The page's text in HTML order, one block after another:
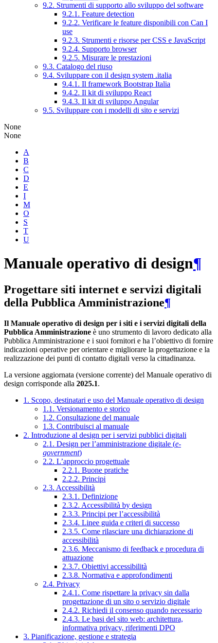
9.2. Strumenti di supporto allo sviluppo del software
9.2.1. Feature detection
9.2.2. Verificare le feature disponibili con Can I
use
9.2.3. Strumenti e risorse per CSS e JavaScript
9.2.4. Supporto browser
9.2.5. Misurare le prestazioni
9.3. Catalogo del riuso
9.4. Sviluppare con il design system .italia
9.4.1. Il framework Bootstrap Italia
9.4.2. Il kit di sviluppo React
9.4.3. Il kit di sviluppo Angular
9.5. Sviluppare con i modelli di sito e servizi
None
None
A
B
C
D
E
I
M
O
S
T
U
Manuale operativo di design¶
Progettare siti internet e servizi digitali
della Pubblica Amministrazione¶
Il Manuale operativo di design per i siti e i servizi digitali della
Pubblica Amministrazione è uno strumento di lavoro dedicato alla
Pubblica Amministrazione e i suoi fornitori e ha l’obiettivo di fornire
indicazioni operative per orientare e migliorare la progettazione e la
realizzazione dei punti di contatto digitali verso la cittadinanza.
La versione aggiornata (versione corrente) del Manuale operativo di
design corrisponde alla 2025.1.
1. Scopo, destinatari e uso del Manuale operativo di design
1.1. Versionamento e storico
1.2. Consultazione del manuale
1.3. Contribuisci al manuale
2. Introduzione al design per i servizi pubblici digitali
2.1. Design per l’amministrazione digitale (e-
government)
2.2. L’approccio progettuale
2.2.1. Buone pratiche
2.2.2. Principi
2.3. Accessibilità
2.3.1. Definizione
2.3.2. Accessibilità by design
2.3.3. Principi per l’accessibilità
2.3.4. Linee guida e criteri di successo
2.3.5. Come rilasciare una dichiarazione di
accessibilità
2.3.6. Meccanismo di feedback e procedura di
attuazione
2.3.7. Obiettivi accessibilità
2.3.8. Normativa e approfondimenti
2.4. Privacy
2.4.1. Come rispettare la privacy sin dalla
progettazione di un sito o servizio digitale
2.4.2. Richiedi il consenso quando necessario
2.4.3. Le basi del sito web: architettura,
informativa privacy, riferimenti DPO
3. Pianificazione, gestione e strategia